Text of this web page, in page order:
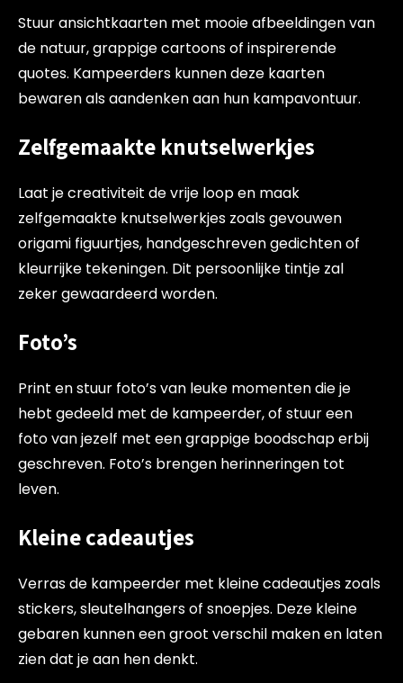
Stuur ansichtkaarten met mooie afbeeldingen van
de natuur, grappige cartoons of inspirerende
quotes. Kampeerders kunnen deze kaarten
bewaren als aandenken aan hun kampavontuur.
Zelfgemaakte knutselwerkjes
Laat je creativiteit de vrije loop en maak
zelfgemaakte knutselwerkjes zoals gevouwen
origami figuurtjes, handgeschreven gedichten of
kleurrijke tekeningen. Dit persoonlijke tintje zal
zeker gewaardeerd worden.
Foto’s
Print en stuur foto’s van leuke momenten die je
hebt gedeeld met de kampeerder, of stuur een
foto van jezelf met een grappige boodschap erbij
geschreven. Foto’s brengen herinneringen tot
leven.
Kleine cadeautjes
Verras de kampeerder met kleine cadeautjes zoals
stickers, sleutelhangers of snoepjes. Deze kleine
gebaren kunnen een groot verschil maken en laten
zien dat je aan hen denkt.